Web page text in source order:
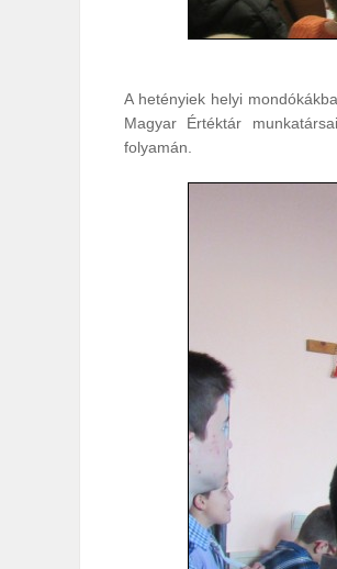
A hetényiek helyi
Magyar Értéktár
folyamán.